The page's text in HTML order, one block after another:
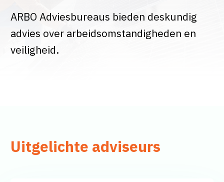
ARBO Adviesbureaus bieden deskundig
advies over arbeidsomstandigheden en
veiligheid.
Uitgelichte adviseurs